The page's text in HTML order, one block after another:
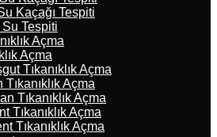
Kaçağı Tespiti
Tespiti
Açma
Açma
Tıkanıklık Açma
Açma
Tıkanıklık Açma
Tıkanıklık Açma
Tıkanıklık Açma